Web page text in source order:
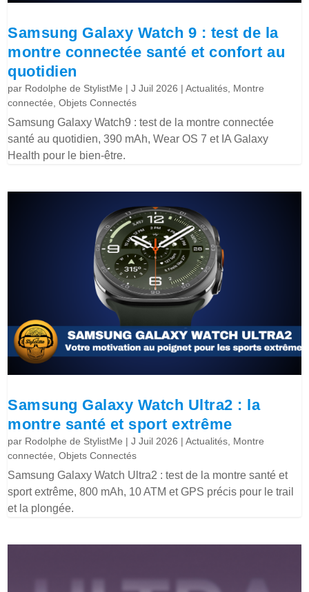
Samsung Galaxy Watch 9 : test de la
montre connectée santé et confort au
quotidien
par Rodolphe de StylistMe |J Juil 2026 |Actualités, Montre
connectée,Objets Connectés
Samsung Galaxy Watch9 : test de la montre connectée
santé au quotidien, 390 mAh, Wear OS 7 et IA Galaxy
Health pour le bien-être.
Samsung Galaxy Watch Ultra2 : la
montre santé et sport extrême
par Rodolphe de StylistMe |J Juil 2026 |Actualités, Montre
connectée,Objets Connectés
Samsung Galaxy Watch Ultra2 : test de la montre santé et
sport extrême, 800 mAh, 10 ATM et GPS précis pour le trail
et la plongée.